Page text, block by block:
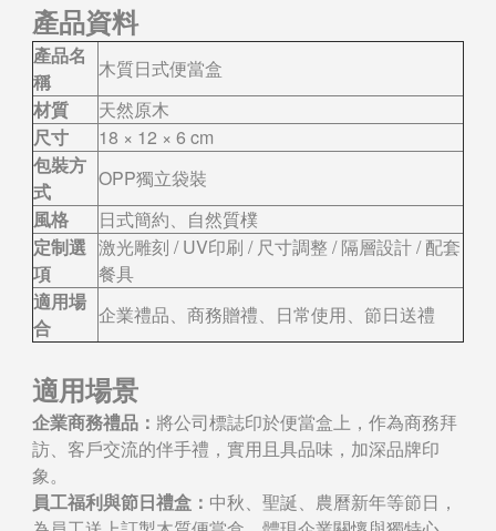
產品資料
產品名
稱
木質日式便當盒
材質
天然原木
尺寸
18 × 12 × 6 cm
包裝方
式
OPP獨立袋裝
風格
日式簡約、自然質樸
定制選
項
激光雕刻 / UV印刷 / 尺寸調整 / 隔層設計 / 配套
餐具
適用場
合
企業禮品、商務贈禮、日常使用、節日送禮
適用場景
企業商務禮品： 將公司標誌印於便當盒上，作為商務拜
訪、客戶交流的伴手禮，實用且具品味，加深品牌印
象。
員工福利與節日禮盒： 中秋、聖誕、農曆新年等節日，